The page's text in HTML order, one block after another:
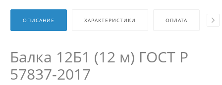
ОПИСАНИЕ ХАРАКТЕРИСТИКИ ОПЛАТА
Балка 12Б1 (12 м) ГОСТ Р
57837-2017